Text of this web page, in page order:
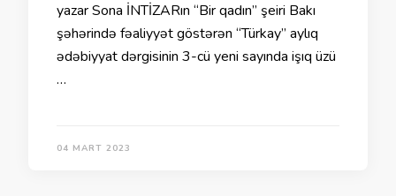
yazar Sona İNTİZARın “Bir qadın” şeiri Bakı
şəhərində fəaliyyət göstərən “Türkay” aylıq
ədəbiyyat dərgisinin 3-cü yeni sayında işıq üzü
…
04 MART 2023